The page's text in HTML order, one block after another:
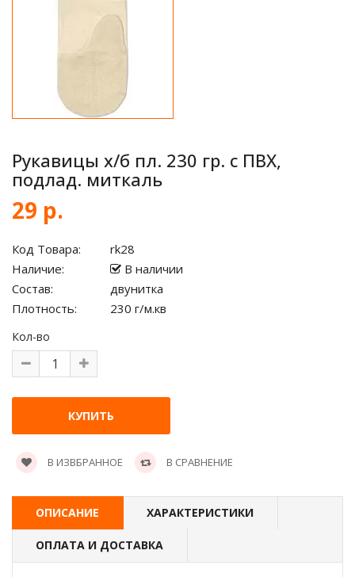
Рукавицы х/б пл. 230 гр. с ПВХ,
подлад. миткаль
29 р.
Код Товара:
rk28
Наличие:
В наличии
Состав:
двунитка
Плотность:
230 г/м.кв
Кол-во
В ИЗВБРАННОЕ В СРАВНЕНИЕ
ОПИСАНИЕ ХАРАКТЕРИСТИКИ
ОПЛАТА И ДОСТАВКА